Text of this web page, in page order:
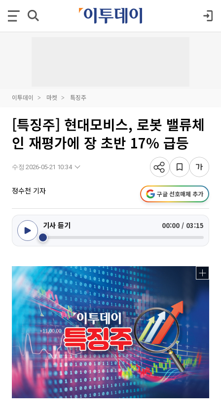
이투데이 마켓 특징주
[특징주] 현대모비스, 로봇 밸류체
인 재평가에 장 초반 17% 급등
수정 2026-05-21 10:34
정수천 기자 구글 선호매체 추가
기사 듣기 00:00 / 03:15